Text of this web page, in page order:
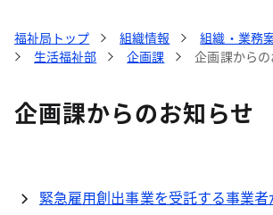
福祉局トップ 組織情報
組織・業務
生活福祉部
企画課 企画課から
企画課からのお知らせ
緊急雇用創出事業を受託する事業